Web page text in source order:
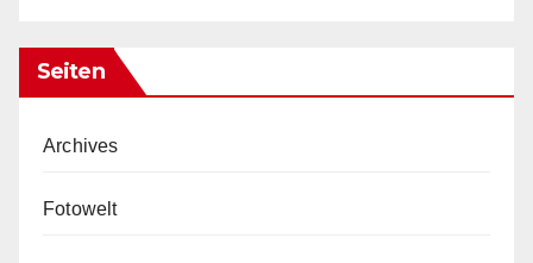
Seiten
Archives
Fotowelt